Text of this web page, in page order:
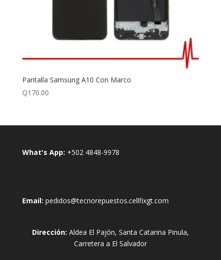
Pantalla Samsung A10 Con Marco
Q170.00
What's App: +502 4848-9978
Email: pedidos@tecnorepuestos.cellfixgt.com
Dirección: Aldea El Pajón, Santa Catarina Pinula,
Carretera a El Salvador